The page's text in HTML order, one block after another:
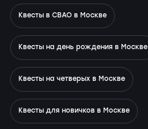
Квесты в СВАО в Москве
Квесты на день рождения в Москве
Квесты на четверых в Москве
Квесты для новичков в Москве